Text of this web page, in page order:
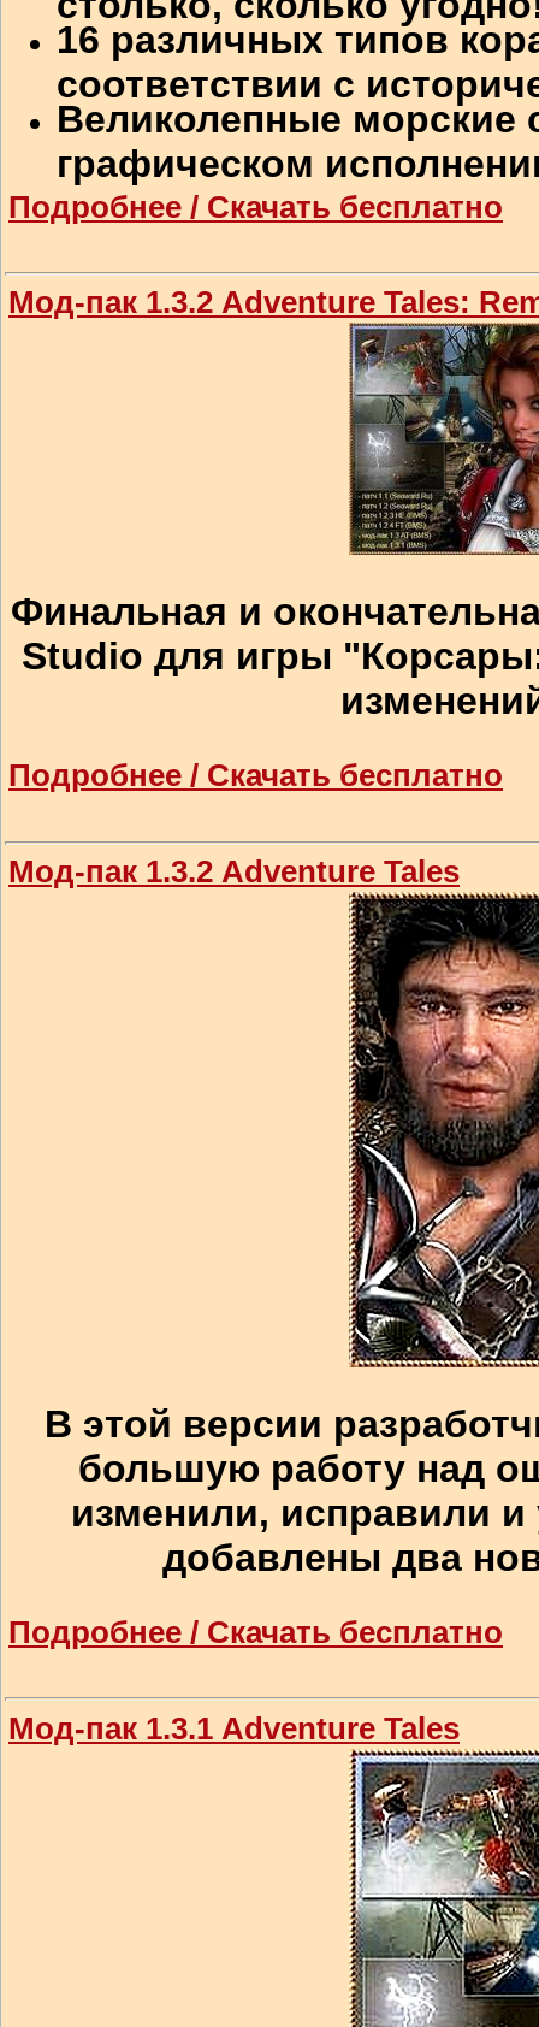
16 различных типов
соответствии с
Великолепные морские
графическом
Подробнее / Скачать бесплатно
Мод-пак 1.3.2 Adventure Tales:
Финальная и
Studio для игры
Подробнее / Скачать бесплатно
Мод-пак 1.3.2 Adventure Tales
В этой версии
большую работу над
изменили, исправили
добавлены два
Подробнее / Скачать бесплатно
Мод-пак 1.3.1 Adventure Tales